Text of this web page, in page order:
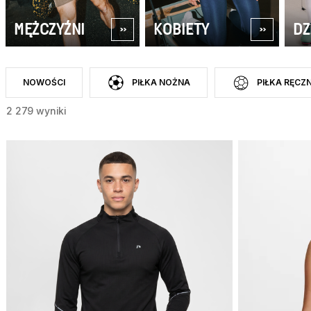
MĘŻCZYŹNI KOBIETY
NOWOŚCI
ZAWĘŹ DO CATEGORY: NOWOŚCI
PIŁKA NOŻNA
ZAWĘŹ DO CATEGORY: PIŁKA NOŻNAPIŁKA
ZAWĘŹ DO
2 279 wyniki